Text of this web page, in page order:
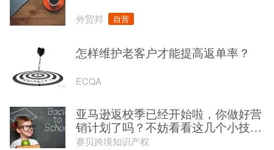
外贸邦 自营
怎样维护老客户才能提高返单率？
ECQA
亚马逊返校季已经开始啦，你做好营
销计划了吗？不妨看看这几个小技
巧...
赛贝跨境知识产权